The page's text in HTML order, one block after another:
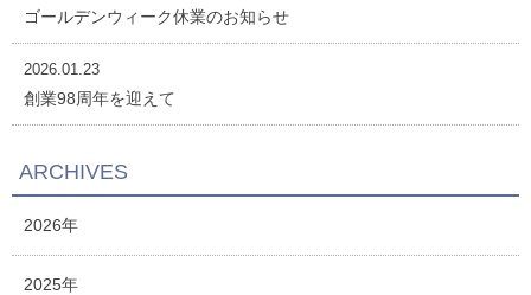
ゴールデンウィーク休業のお知らせ
2026.01.23
創業98周年を迎えて
ARCHIVES
2026年
2025年